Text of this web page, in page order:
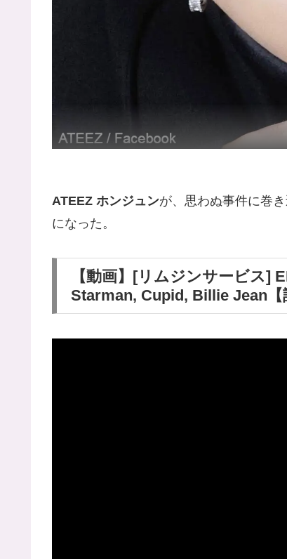
ATEEZ ホンジュンが、思わぬ事件に巻
になった。
【動画】[リムジンサービス]
Starman, Cupid, Billie Jean【